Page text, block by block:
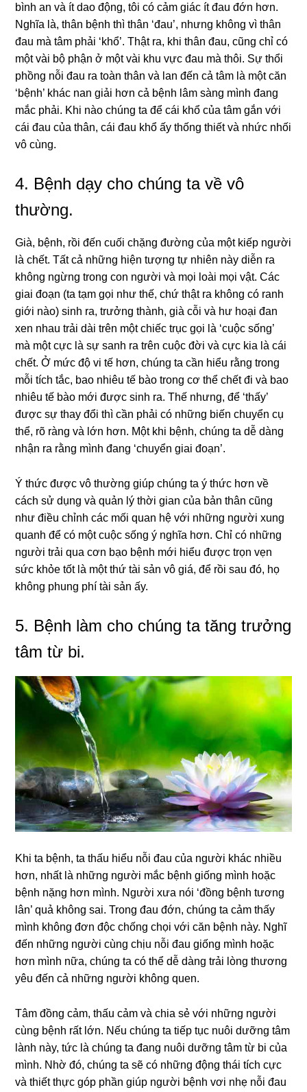
bình an và ít dao động, tôi có cảm giác ít đau đớn hơn.
Nghĩa là, thân bệnh thì thân ‘đau’, nhưng không vì thân
đau mà tâm phải ‘khổ’. Thật ra, khi thân đau, cũng chỉ có
một vài bộ phận ở một vài khu vực đau mà thôi. Sự thổi
phồng nỗi đau ra toàn thân và lan đến cả tâm là một căn
‘bệnh’ khác nan giải hơn cả bệnh lâm sàng mình đang
mắc phải. Khi nào chúng ta để cái khổ của tâm gắn với
cái đau của thân, cái đau khổ ấy thống thiết và nhức nhối
vô cùng.
4. Bệnh dạy cho chúng ta về vô
thường.
Già, bệnh, rồi đến cuối chặng đường của một kiếp người
là chết. Tất cả những hiện tượng tự nhiên này diễn ra
không ngừng trong con người và mọi loài mọi vật. Các
giai đoạn (ta tạm gọi như thế, chứ thật ra không có ranh
giới nào) sinh ra, trưởng thành, già cỗi và hư hoại đan
xen nhau trải dài trên một chiếc trục gọi là ‘cuộc sống’
mà một cực là sự sanh ra trên cuộc đời và cực kia là cái
chết. Ở mức độ vi tế hơn, chúng ta cần hiểu rằng trong
mỗi tích tắc, bao nhiêu tế bào trong cơ thể chết đi và bao
nhiêu tế bào mới được sinh ra. Thế nhưng, để ‘thấy’
được sự thay đổi thì cần phải có những biến chuyển cụ
thể, rõ ràng và lớn hơn. Một khi bệnh, chúng ta dễ dàng
nhận ra rằng mình đang ‘chuyển giai đoạn’.
Ý thức đượcvô thường giúp chúng ta ý thức hơn về
cách sử dụng và quản lý thời gian của bản thân cũng
như điều chỉnh các mối quan hệ với những người xung
quanh để có một cuộc sống ý nghĩa hơn. Chỉ có những
người trải qua cơn bạo bệnh mới hiểu được trọn vẹn
sức khỏe tốt là một thứ tài sản vô giá, để rồi sau đó, họ
không phung phí tài sản ấy.
5. Bệnh làm cho chúng ta tăng trưởng
tâm từ bi.
Khi ta bệnh, ta thấu hiểu nỗi đau của người khác nhiều
hơn, nhất là những người mắc bệnh giống mình hoặc
bệnh nặng hơn mình. Người xưa nói ‘đồng bệnh tương
lân’ quả không sai. Trong đau đớn, chúng ta cảm thấy
mình không đơn độc chống chọi với căn bệnh này. Nghĩ
đến những người cùng chịu nỗi đau giống mình hoặc
hơn mình nữa, chúng ta có thể dễ dàng trải lòng thương
yêu đến cả những người không quen.
Tâm đồng cảm, thấu cảm và chia sẻ với những người
cùng bệnh rất lớn. Nếu chúng ta tiếp tục nuôi dưỡng tâm
lành này, tức là chúng ta đang nuôi dưỡng tâm từ bi của
mình. Nhờ đó, chúng ta sẽ có những động thái tích cực
và thiết thực góp phần giúp người bệnh vơi nhẹ nỗi đau